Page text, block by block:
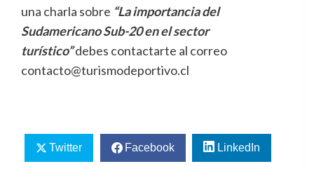
una charla sobre “La importancia del
Sudamericano Sub-20 en el sector
turístico”debes contactarte al correo
contacto@turismodeportivo.cl
Twitter Facebook LinkedIn